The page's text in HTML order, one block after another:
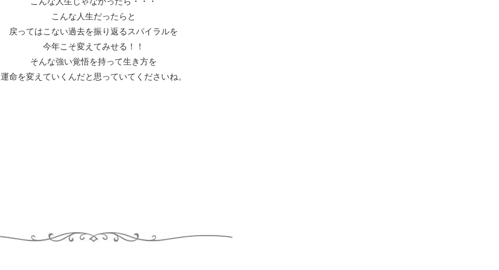
こんな人生だったらと
戻ってはこない過去を振り返るスパイラルを
今年こそ変えてみせる！！
そんな強い覚悟を持って生き方を
運命を変えていくんだと思っていてくださいね。